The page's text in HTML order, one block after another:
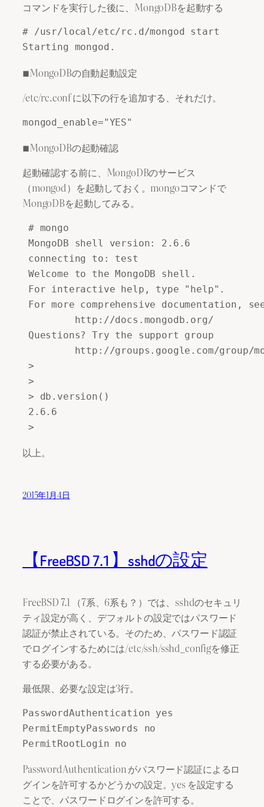
コマンドを実行した後に、MongoDBを起動する
# /usr/local/etc/rc.d/mongod start
Starting mongod.
■MongoDBの自動起動設定
/etc/rc.conf に以下の行を追加する、それだけ。
mongod_enable="YES"
■MongoDBの起動確認
起動確認する前に、MongoDBのサービス
（mongod）を起動しておく。mongoコマンドで
MongoDBを起動してみる。
# mongo
MongoDB shell version: 2.6.6
connecting to: test
Welcome to the MongoDB shell.
For interactive help, type "help".
For more comprehensive documentation,
         http://docs.mongodb.org/
Questions? Try the support group
http://groups.google.com/group/
>
>
> db.version()
2.6.6
以上。
2015年1月4日
【FreeBSD 7.1】sshdの設定
FreeBSD 7.1 （7系、6系も？）では、sshdのセキュリ
ティ設定が高く、デフォルトの設定ではパスワード
認証が禁止されている。そのため、パスワード認証
でログインするためには/etc/ssh/sshd_configを修正
する必要がある。
最低限、必要な設定は3行。
PasswordAuthentication yes
PermitEmptyPasswords no
PasswordAuthentication がパスワード認証によるロ
グインを許可するかどうかの設定。yes を設定する
ことで、パスワードログインを許可する。